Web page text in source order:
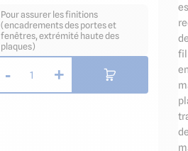
Pour assurer les finitions
(encadrements des portes et
fenêtres, extrémité haute des
plaques)
- 1 +